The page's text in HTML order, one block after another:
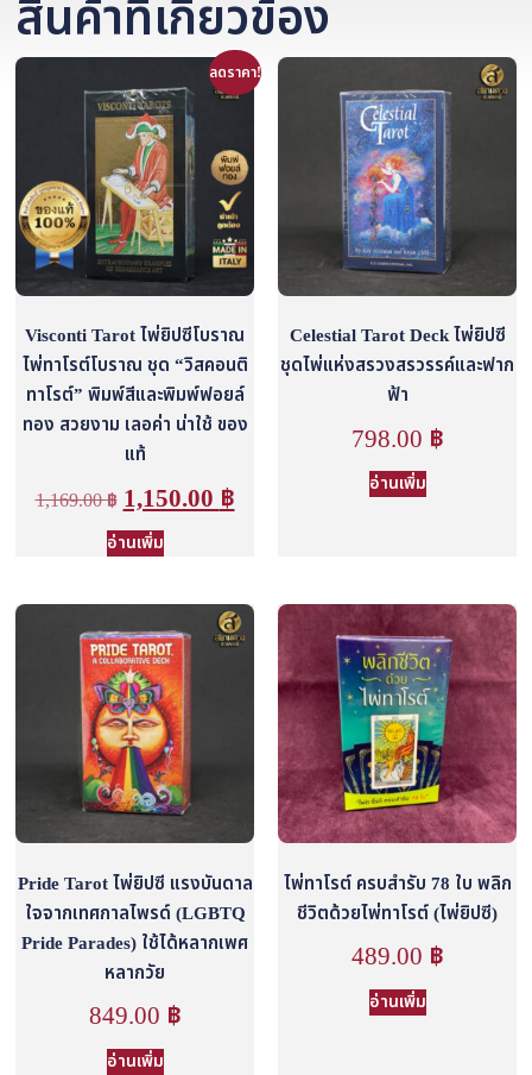
สินค้าที่เกี่ยวข้อง
ลดราคา!
Visconti Tarot ไพ่ยิปซีโบราณ
ไพ่ทาโรต์โบราณ ชุด “วิสคอนติ
ทาโรต์” พิมพ์สีและพิมพ์ฟอยล์
ทอง สวยงาม เลอค่า น่าใช้ ของ
แท้
1,169.00฿ 1,150.00 ฿
อ่านเพิ่ม
Celestial Tarot Deck ไพ่ยิปซี
ชุดไพ่แห่งสรวงสรวรรค์และฟาก
ฟ้า
798.00 ฿
อ่านเพิ่ม
Pride Tarot ไพ่ยิปซี แรงบันดาล
ใจจากเทศกาลไพรด์ (LGBTQ
Pride Parades) ใช้ได้หลากเพศ
หลากวัย
849.00 ฿
อ่านเพิ่ม
ไพ่ทาโรต์ ครบสำรับ 78 ใบ พลิก
ชีวิตด้วยไพ่ทาโรต์ (ไพ่ยิปซี)
489.00 ฿
อ่านเพิ่ม